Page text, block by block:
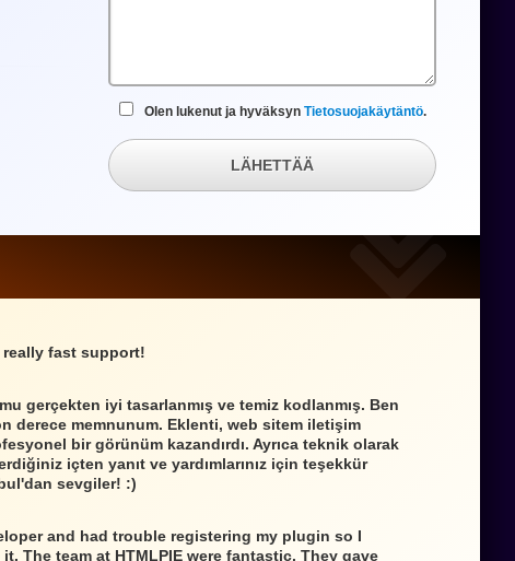
Olen lukenut ja hyväksyn Tietosuojakäytäntö.
LÄHETTÄÄ
fast support!
gerçekten iyi tasarlanmış ve temiz kodlanmış. Ben
derece memnunum. Eklenti, web sitem iletişim
bir görünüm kazandırdı. Ayrıca teknik olarak
içten yanıt ve yardımlarınız için teşekkür
sevgiler! :)
and had trouble registering my plugin so I
The team at HTMLPIE were fantastic. They gave